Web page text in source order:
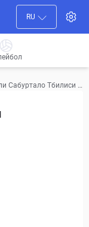
RU
Сабуртало Тбилиси В